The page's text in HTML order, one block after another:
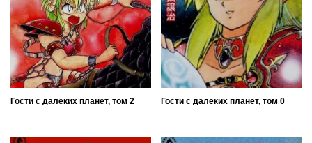
Гости с далёких планет, том 2 Гости с далёких планет, том 0